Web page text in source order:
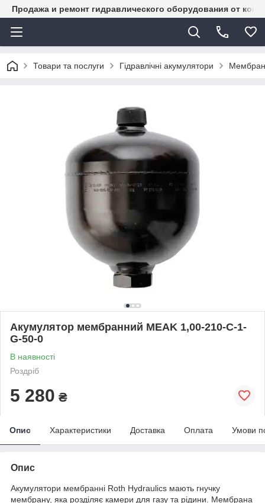
Продажа и ремонт гидравлического оборудования от
Товари та послуги Гідравлічні акумулятори
Акумулятор мембранний MEAK 1,00-210-C-1-
G-50-0
В наявності
Роздріб
5 280 ₴
Опис Характеристики Доставка Оплата Умови
Опис
Акумулятори мембранні Roth Hydraulics мають гнучку
мембрану, яка розділяє камери для газу та рідини. Мембрана